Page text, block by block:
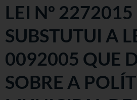
LEI Nº 2272015
SUBSTUTUI A
0092005 QUE
SOBRE A